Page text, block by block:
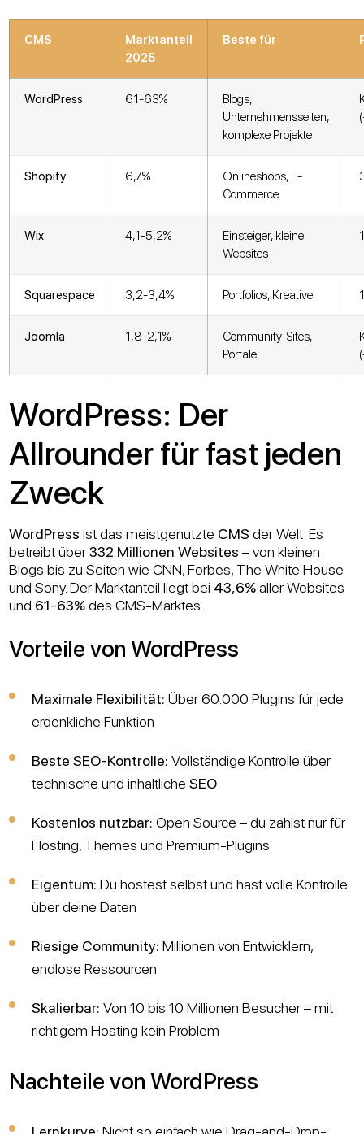
CMS
Marktanteil
2025
Beste für
WordPress 61-63%
Blogs,
Unternehmensseiten,
komplexe Projekte
Shopify 6,7%
Onlineshops, E-
Commerce
Wix 4,1-5,2%
Einsteiger, kleine
Websites
Squarespace 3,2-3,4% Portfolios, Kreative
Joomla 1,8-2,1%
Community-Sites,
Portale
WordPress: Der
Allrounder für fast jeden
Zweck
WordPress ist das meistgenutzte CMS der Welt. Es
betreibt über332 Millionen Websites – von kleinen
Blogs bis zu Seiten wie CNN, Forbes, The White House
und Sony. Der Marktanteil liegt bei 43,6%aller Websites
und 61-63%des CMS-Marktes.
Vorteile von WordPress
Maximale Flexibilität: Über 60.000 Plugins für jede
erdenkliche Funktion
Beste SEO-Kontrolle: Vollständige Kontrolle über
technische und inhaltlicheSEO
Kostenlos nutzbar: Open Source – du zahlst nur für
Hosting, Themes und Premium-Plugins
Eigentum: Du hostest selbst und hast volle Kontrolle
über deine Daten
Riesige Community: Millionen von Entwicklern,
endlose Ressourcen
Skalierbar: Von 10 bis 10 Millionen Besucher – mit
richtigem Hosting kein Problem
Nachteile von WordPress